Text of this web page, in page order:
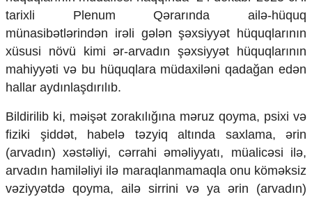
Humanitar
Elm və təhsil
Mədəniyyət
Diaspor
Yüksəliş hekayəsi
Zəfər Diasporu
Səhiyyə
Ailə və uşaq
Turizm
İqtisadiyyat
tarixli Plenum Qərarında ailə-hüquq
münasibətlərindən irəli gələn şəxsiyyət hüquqlarının
xüsusi növü kimi ər-arvadın şəxsiyyət hüquqlarının
mahiyyəti və bu hüquqlara müdaxiləni qadağan edən
hallar aydınlaşdırılıb.
Bildirilib ki, məişət zorakılığına məruz qoyma, psixi və
fiziki şiddət, habelə təzyiq altında saxlama, ərin
(arvadın) xəstəliyi, cərrahi əməliyyatı, müalicəsi ilə,
arvadın hamiləliyi ilə maraqlanmamaqla onu köməksiz
vəziyyətdə qoyma, ailə sirrini və ya ərin (arvadın)